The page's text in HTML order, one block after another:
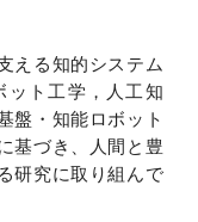
える知的システム
ット工学，人工知
盤・知能ロボット
基づき、人間と豊
研究に取り組んで